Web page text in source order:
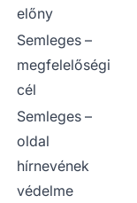
előny
Semleges –
megfelelőségi
cél
Semleges –
oldal
hírnevének
védelme